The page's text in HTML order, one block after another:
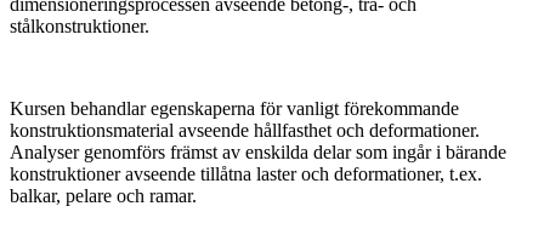
stålkonstruktioner.
Kursen behandlar egenskaperna för vanligt förekommande
konstruktionsmaterial avseende hållfasthet och deformationer.
Analyser genomförs främst av enskilda delar som ingår i bärande
konstruktioner avseende tillåtna laster och deformationer, t.ex.
balkar, pelare och ramar.